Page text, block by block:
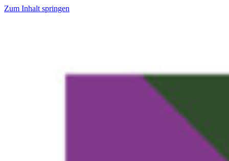
Zum Inhalt springen